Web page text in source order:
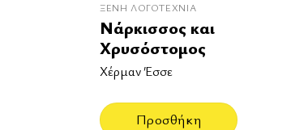
ΞΈΝΗ ΛΟΓΟΤΕΧΝΊΑ
Νάρκισσος και
Χρυσόστομος
Χέρμαν Έσσε
Προσθήκη